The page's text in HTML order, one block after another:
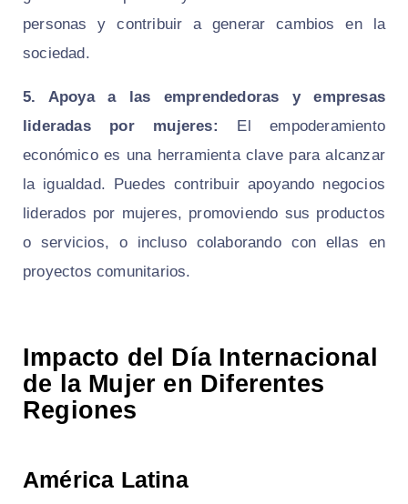
personas y contribuir a generar cambios en la
sociedad.
5. Apoya a las emprendedoras y empresas
lideradas por mujeres:
El empoderamiento
económico es una herramienta clave para alcanzar
la igualdad. Puedes contribuir apoyando negocios
liderados por mujeres, promoviendo sus productos
o servicios, o incluso colaborando con ellas en
proyectos comunitarios.
Impacto del Día Internacional
de la Mujer en Diferentes
Regiones
América Latina